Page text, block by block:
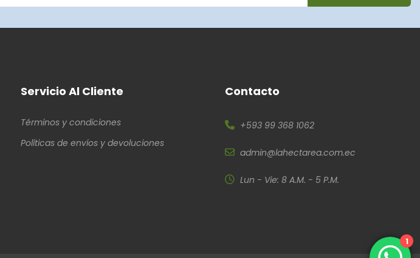
Servicio Al Cliente
Términos y condiciones
Políticas de envíos y devoluciones
Contacto
+593 99 368 1062
admin@lahectarea.com.ec
Lun - Vie: 8 A.M. - 5 P.M.
1